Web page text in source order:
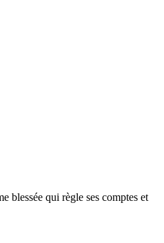
blessée qui règle ses comptes et